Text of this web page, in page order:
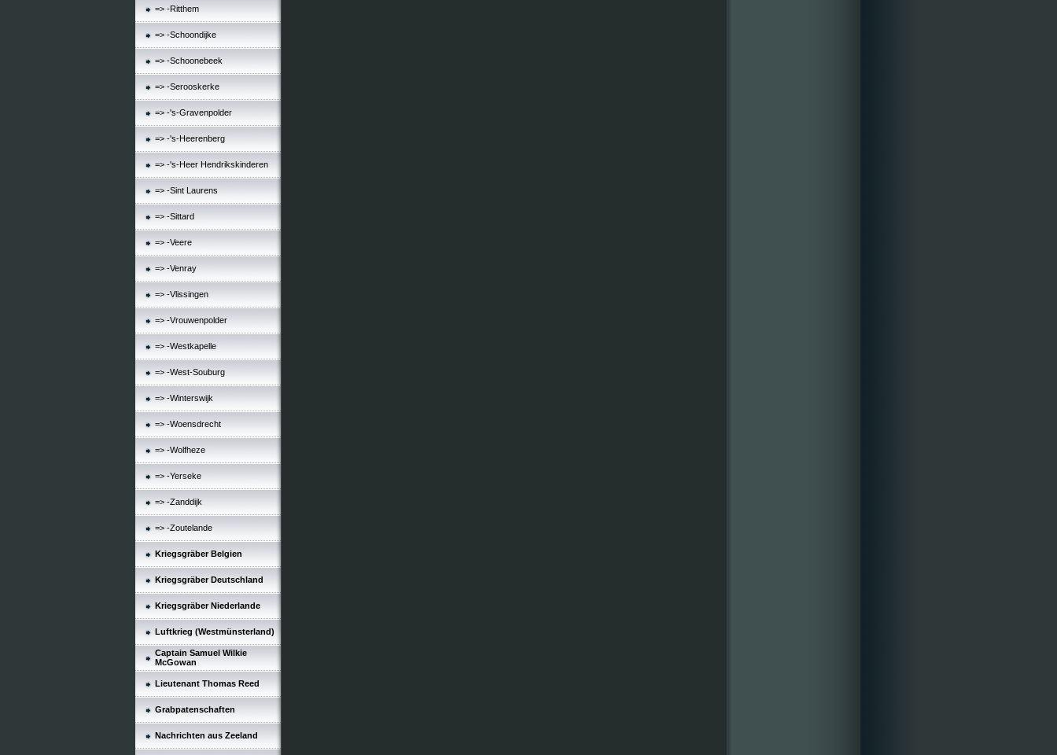
=> -Ritthem
=> -Schoondijke
=> -Schoonebeek
=> -Serooskerke
=> -'s-Gravenpolder
=> -'s-Heerenberg
=> -'s-Heer Hendrikskinderen
=> -Sint Laurens
=> -Sittard
=> -Veere
=> -Venray
=> -Vlissingen
=> -Vrouwenpolder
=> -Westkapelle
=> -West-Souburg
=> -Winterswijk
=> -Woensdrecht
=> -Wolfheze
=> -Yerseke
=> -Zanddijk
=> -Zoutelande
Kriegsgräber Belgien
Kriegsgräber Deutschland
Kriegsgräber Niederlande
Luftkrieg (Westmünsterland)
Captain Samuel Wilkie
McGowan
Lieutenant Thomas Reed
Grabpatenschaften
Nachrichten aus Zeeland